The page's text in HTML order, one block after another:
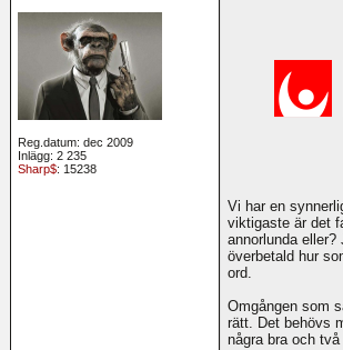
Reg.datum: dec 2009
Inlägg: 2 235
Sharp$: 15238
Vi har en
viktigaste är det
annorlunda
överbetald hur
ord.
Omgången som
rätt. Det behövs
några bra och